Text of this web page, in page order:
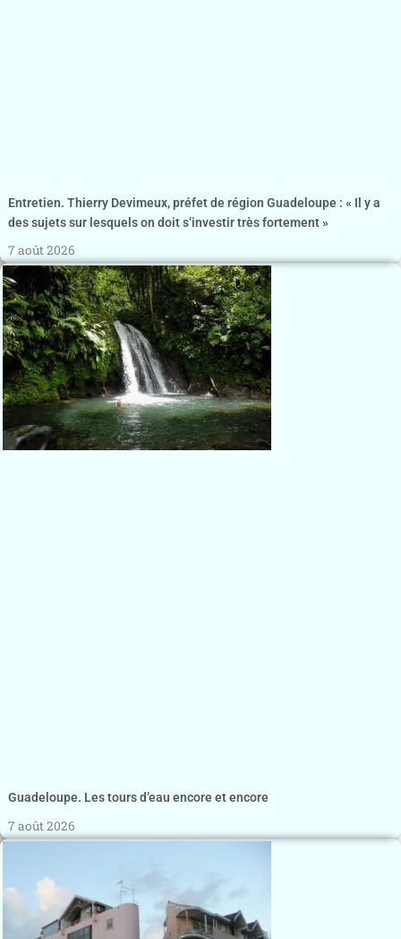
Entretien. Thierry Devimeux, préfet de région Guadeloupe : « Il y a
des sujets sur lesquels on doit s’investir très fortement »
7 août 2026
Guadeloupe. Les tours d’eau encore et encore
7 août 2026